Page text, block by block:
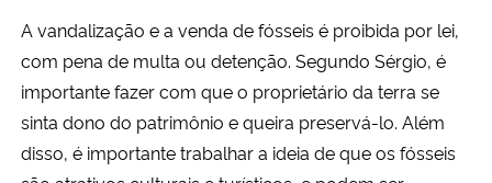
A vandalização e a venda de fósseis é proibida por lei,
com pena de multa ou detenção. Segundo Sérgio, é
importante fazer com que o proprietário da terra se
sinta dono do patrimônio e queira preservá-lo. Além
disso, é importante trabalhar a ideia de que os fósseis